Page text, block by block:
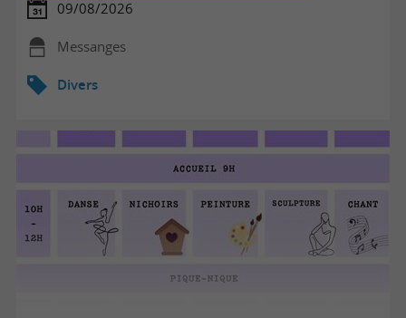
09/08/2026
Messanges
Divers